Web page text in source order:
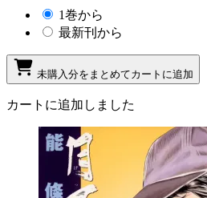
1巻から
最新刊から
未購入分をまとめてカートに追加
カートに追加しました